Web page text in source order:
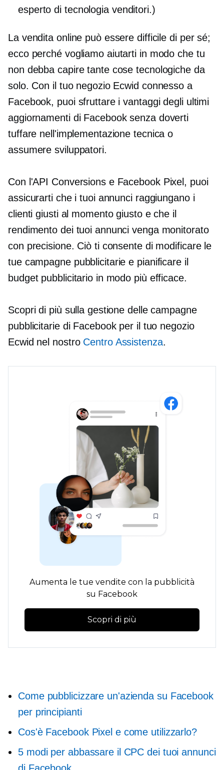
esperto di tecnologiavenditori.)
La vendita online può essere difficile di per sé;
ecco perché vogliamo aiutarti in modo che tu
non debba capire tante cose tecnologiche da
solo. Con il tuo negozio Ecwid connesso a
Facebook, puoi sfruttare i vantaggi degli ultimi
aggiornamenti di Facebook senza doverti
tuffare nell'implementazione tecnica o
assumere sviluppatori.
Con l'API Conversions e Facebook Pixel, puoi
assicurarti che i tuoi annunci raggiungano i
clienti giusti al momento giusto e che il
rendimento dei tuoi annunci venga monitorato
con precisione. Ciò ti consente di modificare le
tue campagne pubblicitarie e pianificare il
budget pubblicitario in modo più efficace.
Scopri di più sulla gestione delle campagne
pubblicitarie di Facebook per il tuo negozio
Ecwid nel nostro Centro Assistenza.
Aumenta le tue vendite con la pubblicità
su Facebook
Scopri di più
Come pubblicizzare un'azienda su Facebook
per principianti
Cos'è Facebook Pixel e come utilizzarlo?
5 modi per abbassare il CPC dei tuoi annunci